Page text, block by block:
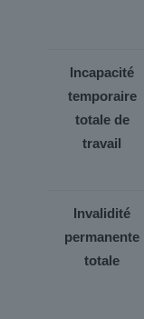
Incapacité
temporaire
totale de
travail
Invalidité
permanente
totale